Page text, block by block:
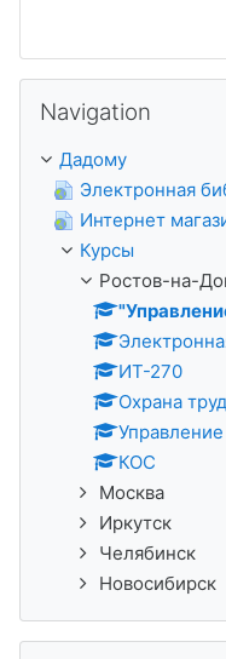
Navigation
Дадому
Электронная
Интернет
Курсы
Ростов-на-
ИТ-270
Охрана
КОС
Москва
Иркутск
Челябинск
Новосибирск